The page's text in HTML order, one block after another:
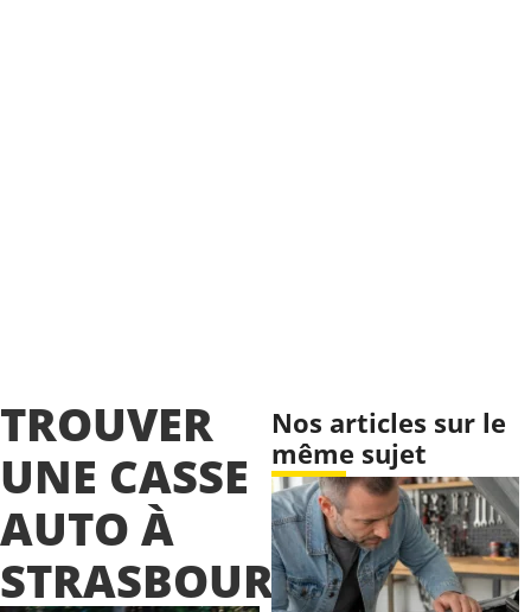
TROUVER
UNE CASSE
AUTO À
STRASBOURG
Nos articles sur le
même sujet